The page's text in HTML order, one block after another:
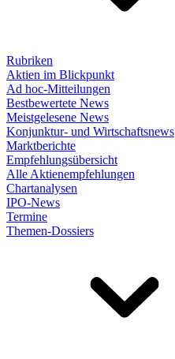
Rubriken
Aktien im Blickpunkt
Ad hoc-Mitteilungen
Bestbewertete News
Meistgelesene News
Konjunktur- und Wirtschaftsnews
Marktberichte
Empfehlungsübersicht
Alle Aktienempfehlungen
Chartanalysen
IPO-News
Termine
Themen-Dossiers